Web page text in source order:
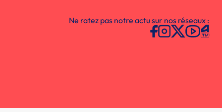
Ne ratez pas notre actu sur nos réseaux :